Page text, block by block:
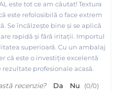
este tot ce am căutat! Textura
este refolosibilă o face extrem
Se încălzește bine și se aplică
rapidă și fără iritații. Importul
superioară. Cu un ambalaj
că este o investiție excelentă
profesionale acasă.
recenzie? Da Nu (0/0)